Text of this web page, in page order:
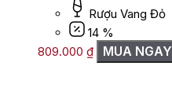
Rượu Vang Đỏ
14 %
809.000 ₫ MUA NGAY